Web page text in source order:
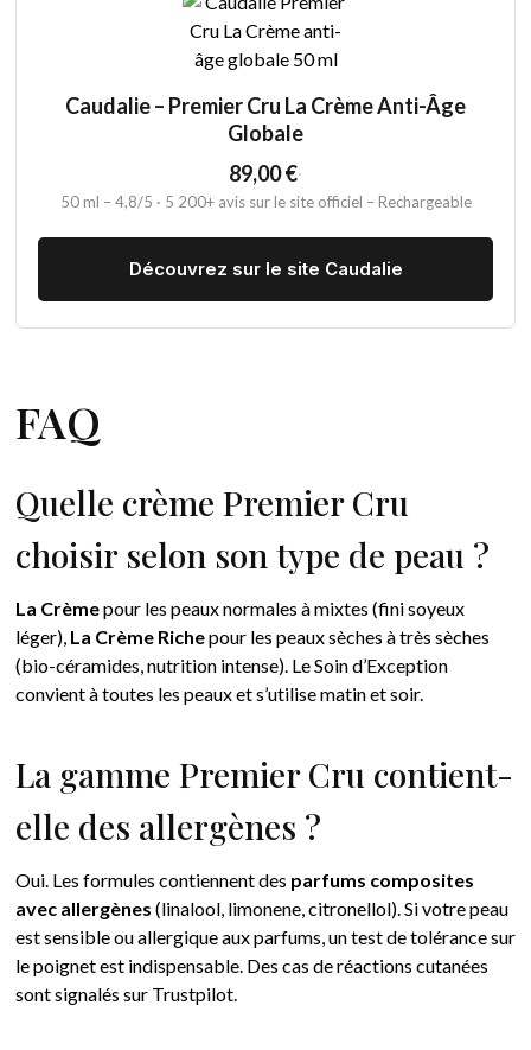
Caudalie – Premier Cru La Crème Anti-Âge
Globale
89,00 €·
50 ml – 4,8/5 · 5 200+ avis sur le site officiel – Rechargeable
Découvrez sur le site Caudalie
FAQ
Quelle crème Premier Cru
choisir selon son type de peau ?
La Crèmepour les peaux normales à mixtes (fini soyeux
léger), La Crème Richepour les peaux sèches à très sèches
(bio-céramides, nutrition intense). Le Soin d’Exception
convient à toutes les peaux et s’utilise matin et soir.
La gamme Premier Cru contient-
elle des allergènes ?
Oui. Les formules contiennent des parfums composites
avec allergènes (linalool, limonene, citronellol). Si votre peau
est sensible ou allergique aux parfums, un test de tolérance sur
le poignet est indispensable. Des cas de réactions cutanées
sont signalés sur Trustpilot.